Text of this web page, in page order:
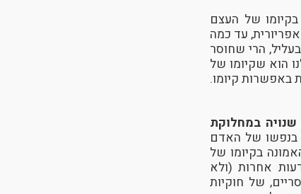
של העצם
עד כמה
הרי שחוסר
הוא שקיומו של
באפשרות קיומו.
שנויה במחלוקת
בנפשו של האדם
בקיומו של
אחרות (ולא
של חוקיות